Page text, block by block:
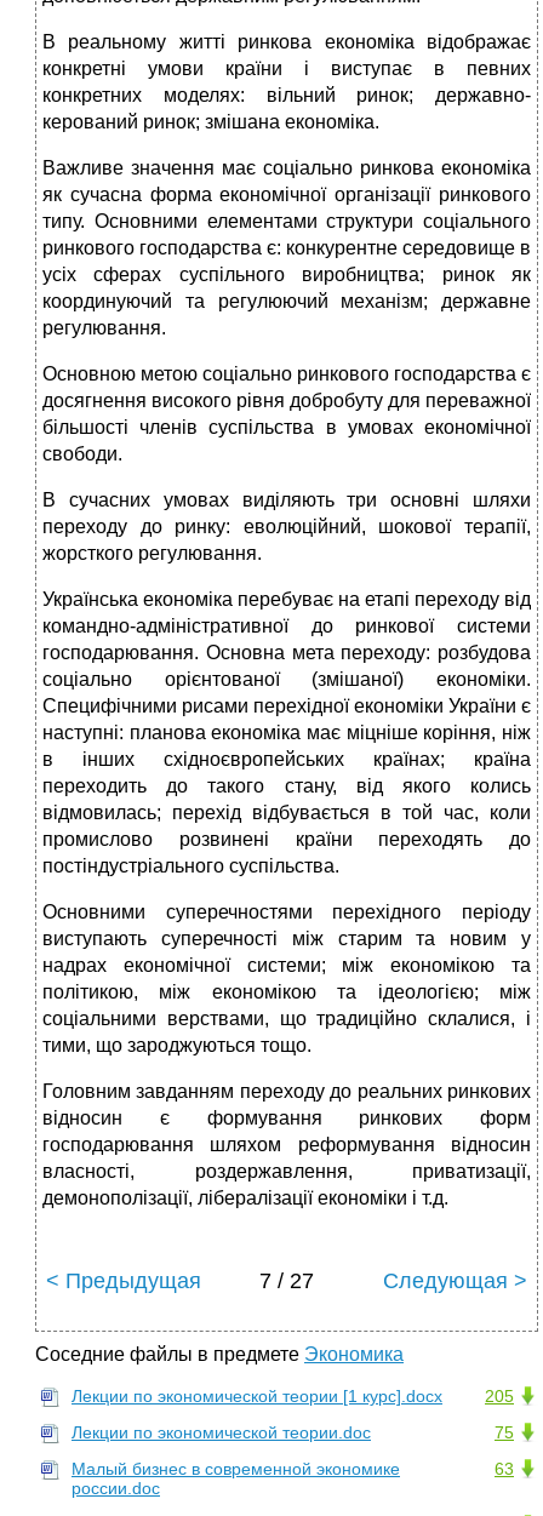
В реальному житті ринкова економіка відображає
конкретні умови країни і виступає в певних
конкретних моделях: вільний ринок; державно-
керований ринок; змішана економіка.
Важливе значення має соціально ринкова економіка
як сучасна форма економічної організації ринкового
типу. Основними елементами структури соціального
ринкового господарства є: конкурентне середовище в
усіх сферах суспільного виробництва; ринок як
координуючий та регулюючий механізм; державне
регулювання.
Основною метою соціально ринкового господарства є
досягнення високого рівня добробуту для переважної
більшості членів суспільства в умовах економічної
свободи.
В сучасних умовах виділяють три основні шляхи
переходу до ринку: еволюційний, шокової терапії,
жорсткого регулювання.
Українська економіка перебуває на етапі переходу від
командно-адміністративної до ринкової системи
господарювання. Основна мета переходу: розбудова
соціально орієнтованої (змішаної) економіки.
Специфічними рисами перехідної економіки України є
наступні: планова економіка має міцніше коріння, ніж
в інших східноєвропейських країнах; країна
переходить до такого стану, від якого колись
відмовилась; перехід відбувається в той час, коли
промислово розвинені країни переходять до
постіндустріального суспільства.
Основними суперечностями перехідного періоду
виступають суперечності між старим та новим у
надрах економічної системи; між економікою та
політикою, між економікою та ідеологією; між
соціальними верствами, що традиційно склалися, і
тими, що зароджуються тощо.
Головним завданням переходу до реальних ринкових
відносин є формування ринкових форм
господарювання шляхом реформування відносин
власності, роздержавлення, приватизації,
демонополізації, лібералізації економіки і т.д.
< Предыдущая 7 / 27 Следующая >
Соседние файлы в предмете Экономика
205
Лекции по экономической теории [1 курс].docx
75
Лекции по экономической теории.doc
63
Малый бизнес в современной экономике
россии.doc